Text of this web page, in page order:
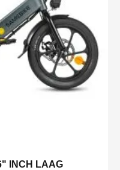
INCH LAAG